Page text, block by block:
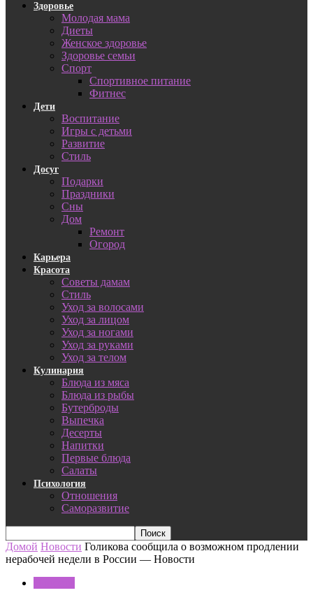
Здоровье
Молодая мама
Диеты
Женское здоровье
Здоровье семьи
Спорт
Спортивное питание
Фитнес
Дети
Воспитание
Игры с детьми
Развитие
Стиль
Досуг
Подарки
Праздники
Сны
Дом
Ремонт
Огород
Карьера
Красота
Советы дамам
Стиль
Уход за волосами
Уход за лицом
Уход за ногами
Уход за руками
Уход за телом
Кулинария
Блюда из мяса
Блюда из рыбы
Бутерброды
Выпечка
Десерты
Напитки
Первые блюда
Салаты
Психология
Отношения
Саморазвитие
Домой Новости Голикова сообщила о возможном продлении
нерабочей недели в России — Новости